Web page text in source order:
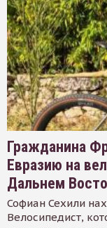
Гражданина
Евразию на
Дальнем
Софиан Сехили
Велосипедист,